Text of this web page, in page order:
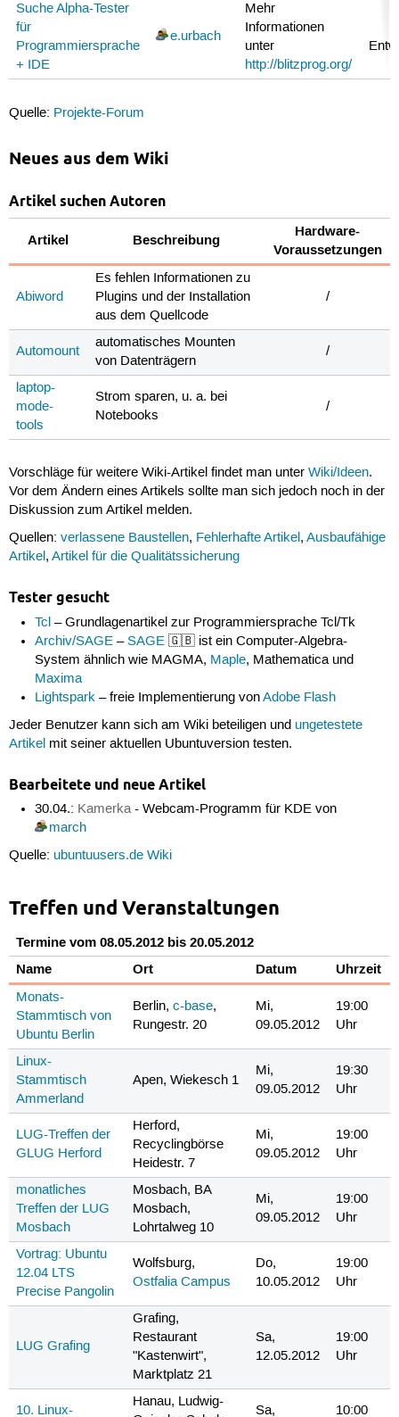
Suche Alpha-Tester
für
Programmiersprache
+ IDE
e.urbach
Mehr
Informationen
unter
http://blitzprog.org/
Quelle: Projekte-Forum
Neues aus dem Wiki
Artikel suchen Autoren
Artikel Beschreibung
Hardware-
Voraussetzungen
Abiword
Es fehlen Informationen zu
Plugins und der Installation
aus dem Quellcode
/
Automount
automatisches Mounten
von Datenträgern
/
laptop-
mode-
tools
Strom sparen, u. a. bei
Notebooks
/
Vorschläge für weitere Wiki-Artikel findet man unter Wiki/Ideen.
Vor dem Ändern eines Artikels sollte man sich jedoch noch in der
Diskussion zum Artikel melden.
Quellen: verlassene Baustellen, Fehlerhafte Artikel, Ausbaufähige
Artikel, Artikel für die Qualitätssicherung
Tester gesucht
Tcl – Grundlagenartikel zur Programmiersprache Tcl/Tk
Archiv/SAGE –SAGE 🇬🇧 ist ein Computer-Algebra-
System ähnlich wie MAGMA, Maple, Mathematica und
Maxima
Lightspark – freie Implementierung vonAdobe Flash
Jeder Benutzer kann sich am Wiki beteiligen und ungetestete
Artikelmit seiner aktuellen Ubuntuversion testen.
Bearbeitete und neue Artikel
30.04.: Kamerka- Webcam-Programm für KDE von
march
Quelle: ubuntuusers.de Wiki
Treffen und Veranstaltungen
Termine vom 08.05.2012 bis 20.05.2012
Name
Ort Datum Uhrzeit
Monats-
Stammtisch von
Ubuntu Berlin
Berlin,c-base,
Rungestr. 20
Mi,
09.05.2012
19:00
Uhr
Linux-
Stammtisch
Ammerland
Apen, Wiekesch 1
Mi,
09.05.2012
19:30
Uhr
LUG-Treffen der
GLUG Herford
Herford,
Recyclingbörse
Heidestr. 7
Mi,
09.05.2012
19:00
Uhr
monatliches
Treffen der LUG
Mosbach
Mosbach, BA
Mosbach,
Lohrtalweg 10
Mi,
09.05.2012
19:00
Uhr
Vortrag: Ubuntu
12.04 LTS
Precise Pangolin
Wolfsburg,
Ostfalia Campus
Do,
10.05.2012
19:00
Uhr
LUG Grafing
Grafing,
Restaurant
"Kastenwirt",
Marktplatz 21
Sa,
12.05.2012
19:00
Uhr
10. Linux-
Hanau, Ludwig-
Sa,
10:00